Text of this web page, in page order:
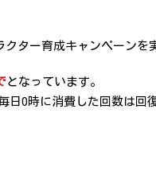
クター育成キャンペーンを
となっています。
0時に消費した回数は回